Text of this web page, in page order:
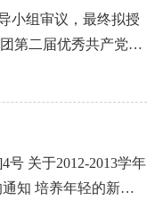
年每月食堂食品投
具体
效，
以恢复工作。试工作
期病假
确因病假期间扣发工
师后的第3年开始享
80％，直到满师为
（2）半年度
第二届优秀共产党
小教育集团第四届